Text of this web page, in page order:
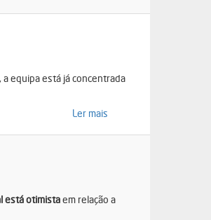
equipa está já concentrada
Ler mais
está otimistaem relação a